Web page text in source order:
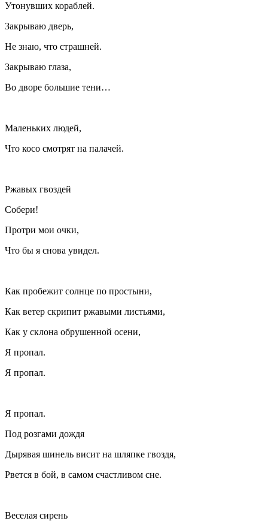
Утонувших кораблей.
Закрываю дверь,
Не знаю, что страшней.
Закрываю глаза,
Во дворе большие тени…
Маленьких людей,
Что косо смотрят на палачей.
Ржавых гвоздей
Собери!
Протри мои очки,
Что бы я снова увидел.
Как пробежит солнце по простыни,
Как ветер скрипит ржавыми листьями,
Как у склона обрушенной осени,
Я пропал.
Я пропал.
Я пропал.
Под розгами дождя
Дырявая шинель висит на шляпке гвоздя,
Рвется в бой, в самом счастливом сне.
Веселая сирень